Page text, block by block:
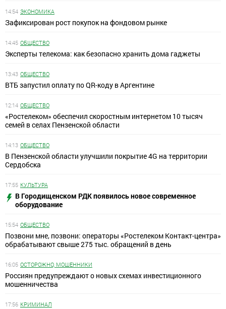
14:54 ЭКОНОМИКА
Зафиксирован рост покупок на фондовом рынке
14:45 ОБЩЕСТВО
Эксперты телекома: как безопасно хранить дома гаджеты
13:43 ОБЩЕСТВО
ВТБ запустил оплату по QR-коду в Аргентине
12:14 ОБЩЕСТВО
«Ростелеком» обеспечил скоростным интернетом 10 тысяч
семей в селах Пензенской области
14:13 ОБЩЕСТВО
В Пензенской области улучшили покрытие 4G на территории
Сердобска
17:55 КУЛЬТУРА
В Городищенском РДК появилось новое современное
оборудование
15:54 ОБЩЕСТВО
Позвони мне, позвони: операторы «Ростелеком Контакт-центра»
обрабатывают свыше 275 тыс. обращений в день
16:05 ОСТОРОЖНО, МОШЕННИКИ
Россиян предупреждают о новых схемах инвестиционного
мошенничества
17:56 КРИМИНАЛ